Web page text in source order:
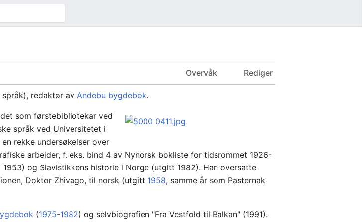
Overvåk Rediger
språk), redaktør avAndebu bygdebok.
som førstebibliotekar ved
språk ved Universitetet i
en rekke undersøkelser over
arbeider, f. eks. bind 4 av Nynorsk bokliste for tidsrommet 1926-
og Slavistikkens historie i Norge (utgitt 1982). Han oversatte
Doktor Zhivago, til norsk (utgitt 1958, samme år som Pasternak
(1975-1982) og selvbiografien "Fra Vestfold til Balkan" (1991).